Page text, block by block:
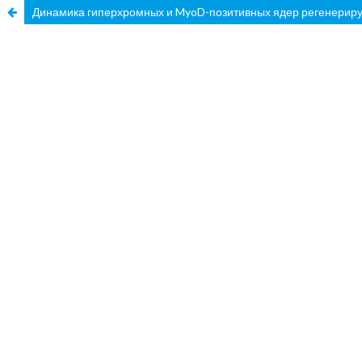
Динамика гиперхромных и MyoD-позитивных ядер